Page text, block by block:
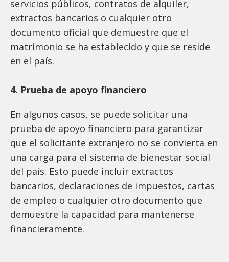
servicios públicos, contratos de alquiler,
extractos bancarios o cualquier otro
documento oficial que demuestre que el
matrimonio se ha establecido y que se reside
en el país.
4. Prueba de apoyo financiero
En algunos casos, se puede solicitar una
prueba de apoyo financiero para garantizar
que el solicitante extranjero no se convierta en
una carga para el sistema de bienestar social
del país. Esto puede incluir extractos
bancarios, declaraciones de impuestos, cartas
de empleo o cualquier otro documento que
demuestre la capacidad para mantenerse
financieramente.